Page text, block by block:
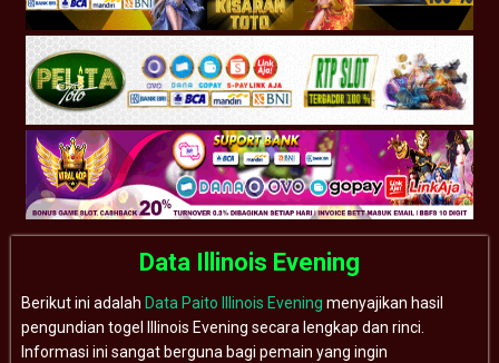
Data Illinois Evening
Berikut ini adalah Data Paito Illinois Evening menyajikan hasil
pengundian togel Illinois Evening secara lengkap dan rinci.
Informasi ini sangat berguna bagi pemain yang ingin